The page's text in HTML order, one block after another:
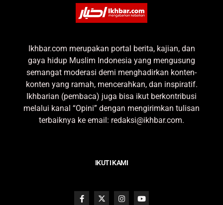
Ikhbar.com merupakan portal berita, kajian, dan
gaya hidup Muslim Indonesia yang mengusung
semangat moderasi demi menghadirkan konten-
konten yang ramah, mencerahkan, dan inspiratif.
Ikhbarian (pembaca) juga bisa ikut berkontribusi
melalui kanal “Opini” dengan mengirimkan tulisan
terbaiknya ke email: redaksi@ikhbar.com.
IKUTI KAMI